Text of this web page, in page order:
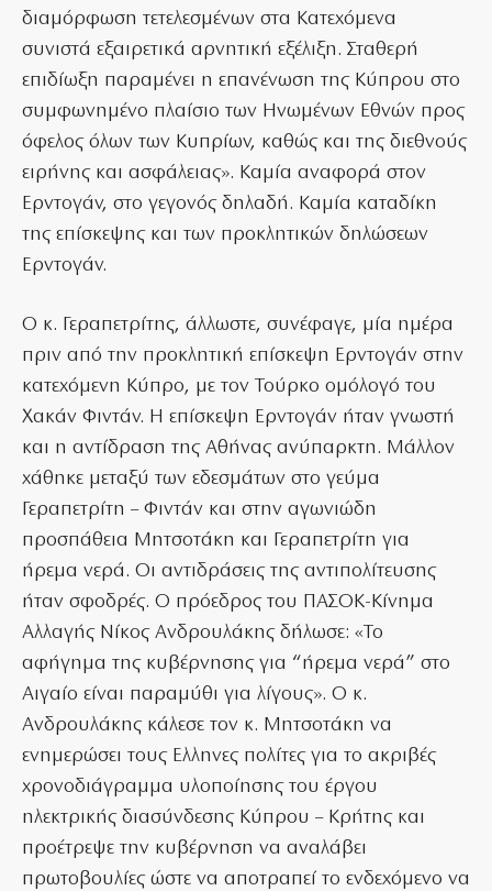
διαμόρφωση τετελεσμένων στα Κατεχόμενα
συνιστά εξαιρετικά αρνητική εξέλιξη. Σταθερή
επιδίωξη παραμένει η επανένωση της Κύπρου στο
συμφωνημένο πλαίσιο των Ηνωμένων Εθνών προς
όφελος όλων των Κυπρίων, καθώς και της διεθνούς
ειρήνης και ασφάλειας». Καμία αναφορά στον
Ερντογάν, στο γεγονός δηλαδή. Καμία καταδίκη
της επίσκεψης και των προκλητικών δηλώσεων
Ερντογάν.
Ο κ. Γεραπετρίτης, άλλωστε, συνέφαγε, μία ημέρα
πριν από την προκλητική επίσκεψη Ερντογάν στην
κατεχόμενη Κύπρο, με τον Τούρκο ομόλογό του
Χακάν Φιντάν. Η επίσκεψη Ερντογάν ήταν γνωστή
και η αντίδραση της Αθήνας ανύπαρκτη. Μάλλον
χάθηκε μεταξύ των εδεσμάτων στο γεύμα
Γεραπετρίτη – Φιντάν και στην αγωνιώδη
προσπάθεια Μητσοτάκη και Γεραπετρίτη για
ήρεμα νερά. Οι αντιδράσεις της αντιπολίτευσης
ήταν σφοδρές. Ο πρόεδρος του ΠΑΣΟΚ-Κίνημα
Αλλαγής Νίκος Ανδρουλάκης δήλωσε: «Το
αφήγημα της κυβέρνησης για “ήρεμα νερά” στο
Αιγαίο είναι παραμύθι για λίγους». Ο κ.
Ανδρουλάκης κάλεσε τον κ. Μητσοτάκη να
ενημερώσει τους Ελληνες πολίτες για το ακριβές
χρονοδιάγραμμα υλοποίησης του έργου
ηλεκτρικής διασύνδεσης Κύπρου – Κρήτης και
προέτρεψε την κυβέρνηση να αναλάβει
πρωτοβουλίες ώστε να αποτραπεί το ενδεχόμενο να